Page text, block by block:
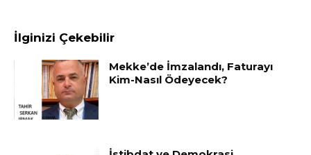
İlginizi Çekebilir
Mekke’de İmzalandı, Faturayı
Kim-Nasıl Ödeyecek?